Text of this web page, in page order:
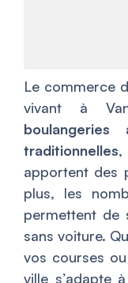
Le commerce
vivant à
boulangeries
traditionnelles,
apportent des
plus, les
permettent de
sans voiture.
vos courses
ville s’adapte